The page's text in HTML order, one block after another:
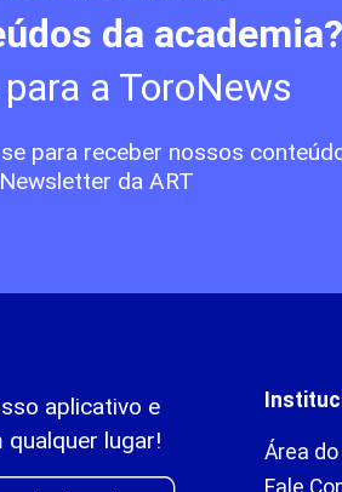
da academia?
a ToroNews
para receber nossos
da ART
aplicativo e
qualquer lugar!
Área
Fale